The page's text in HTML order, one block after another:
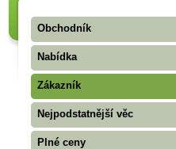
Obchodník
Nabídka
Zákazník
Nejpodstatnější věc
Plné ceny